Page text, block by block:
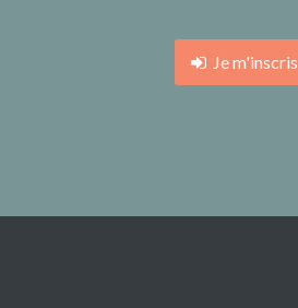
Je m'inscris